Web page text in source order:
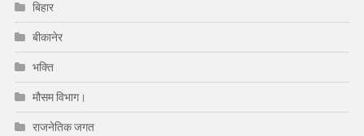
बिहार
बीकानेर
भक्ति
मौसम विभाग।
राजनेतिक जगत